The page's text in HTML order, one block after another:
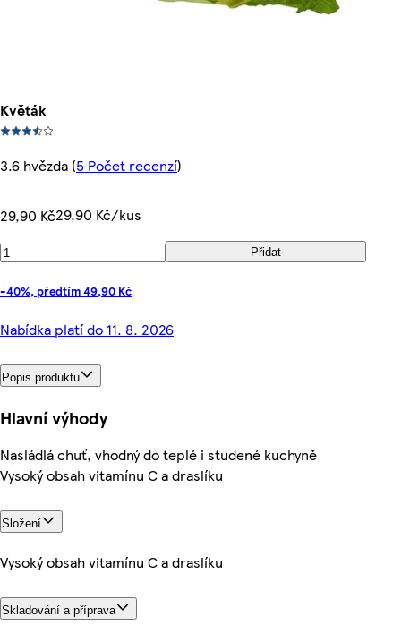
Květák
3.6 hvězda (5 Počet recenzí)
29,90 Kč29,90 Kč/kus
Přidat
-40%, předtím 49,90 Kč
Nabídka platí do 11. 8. 2026
Popis produktu
Hlavní výhody
Nasládlá chuť, vhodný do teplé i studené kuchyně
Vysoký obsah vitamínu C a draslíku
Složení
Vysoký obsah vitamínu C a draslíku
Skladování a příprava